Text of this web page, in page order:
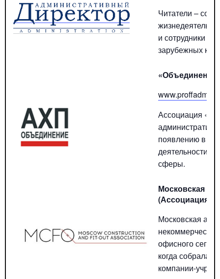
Читатели –
и сотрудники
зарубежных
Ассоциация
появлению в
деятельности,
сферы.
Московская
(Ассоциация
Московская
офисного
когда
компании-